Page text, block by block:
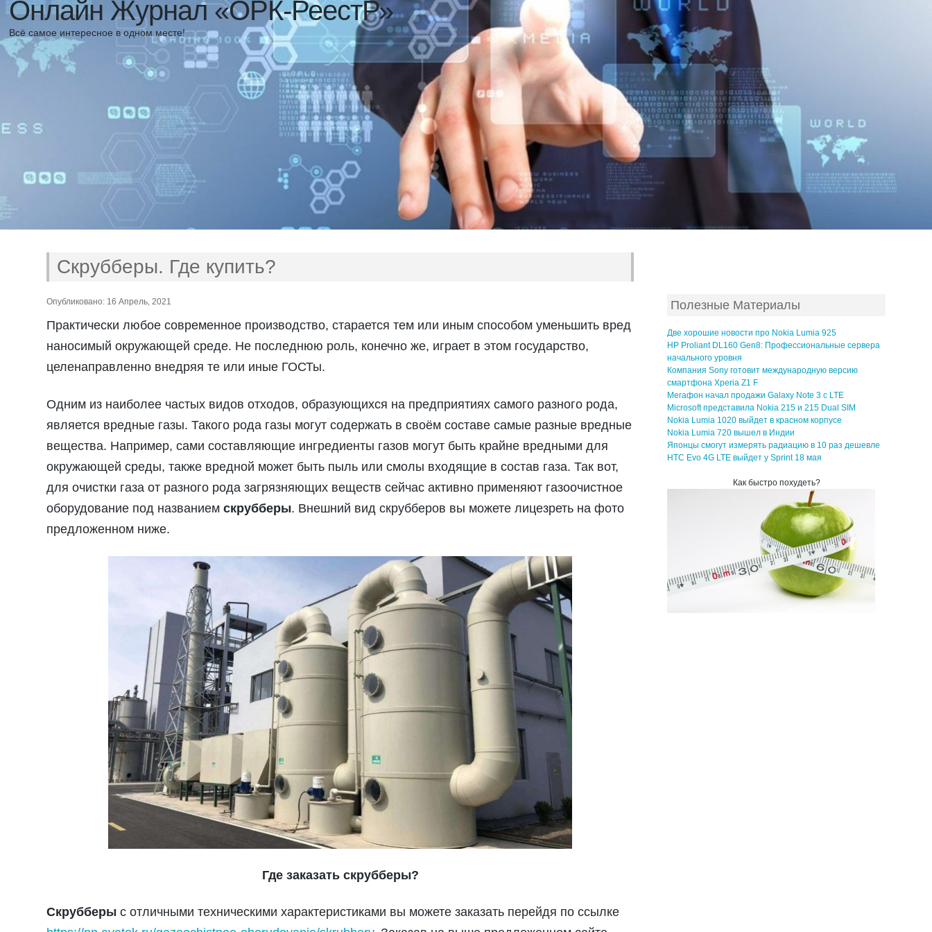
Онлайн Журнал «ОРК-РеестР»
Всё самое интересное в одном месте!
Скрубберы. Где купить?
Опубликовано: 16 Апрель, 2021
Практически любое современное производство, старается тем или иным способом уменьшить вред
наносимый окружающей среде. Не последнюю роль, конечно же, играет в этом государство,
целенаправленно внедряя те или иные ГОСТы.
Одним из наиболее частых видов отходов, образующихся на предприятиях самого разного рода,
является вредные газы. Такого рода газы могут содержать в своём составе самые разные вредные
вещества. Например, сами составляющие ингредиенты газов могут быть крайне вредными для
окружающей среды, также вредной может быть пыль или смолы входящие в состав газа. Так вот,
для очистки газа от разного рода загрязняющих веществ сейчас активно применяют газоочистное
оборудование под названиемскрубберы. Внешний вид скрубберов вы можете лицезреть на фото
предложенном ниже.
Где заказать скрубберы?
Скрубберы с отличными техническими характеристиками вы можете заказать перейдя по ссылке
Полезные Материалы
Две хорошие новости про Nokia Lumia 925
HP Proliant DL160 Gen8: Профессиональные сервера
начального уровня
Компания Sony готовит международную версию
смартфона Xperia Z1 F
Мегафон начал продажи Galaxy Note 3 с LTE
Microsoft представила Nokia 215 и 215 Dual SIM
Nokia Lumia 1020 выйдет в красном корпусе
Nokia Lumia 720 вышел в Индии
Японцы смогут измерять радиацию в 10 раз дешевле
HTC Evo 4G LTE выйдет у Sprint 18 мая
Как быстро похудеть?